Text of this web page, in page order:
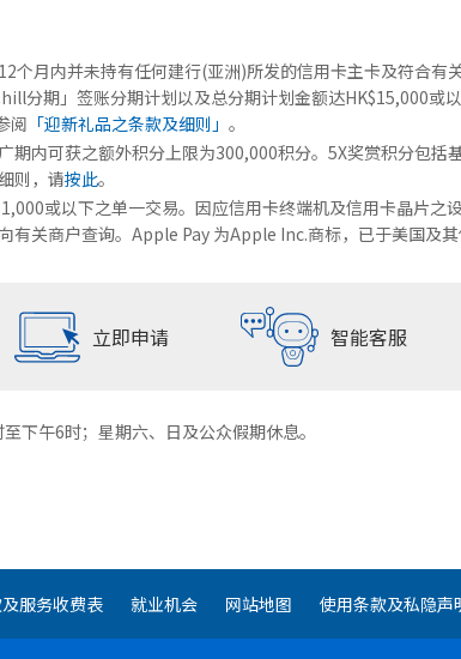
个月内并未持有任何建行(亚洲)所发的信用卡主卡及符合
分期」签账分期计划以及总分期计划金额达HK$15,000或
阅 「迎新礼品之条款及细则」 。
期内可获之额外积分上限为300,000积分。5X奖赏积分包
则，请按此。
或以下之单一交易。因应信用卡终端机及信用卡晶片
有关商户查询。Apple Pay 为Apple Inc.商标，已于美国及
立即申请 智能客服
下午6时；星期六、日及公众假期休息。
服务收费表 就业机会 网站地图 使用条款及私隐声